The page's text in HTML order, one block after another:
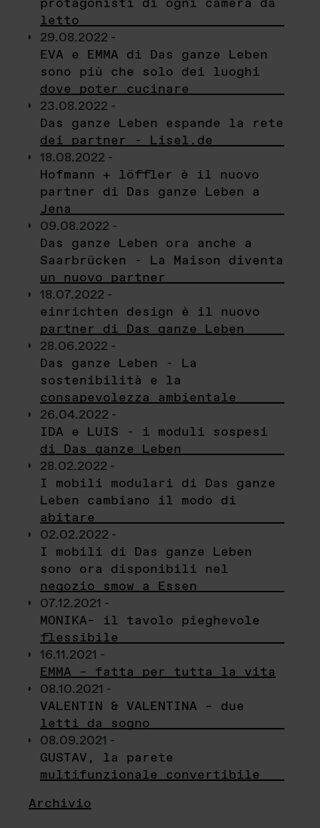
letto
29.08.2022 -
EVA e EMMA di Das ganze Leben
sono più che solo dei luoghi
dove poter cucinare
23.08.2022 -
Das ganze Leben espande la rete
dei partner - Lisel.de
18.08.2022 -
Hofmann + löffler è il nuovo
partner di Das ganze Leben a
Jena
09.08.2022 -
Das ganze Leben ora anche a
Saarbrücken - La Maison diventa
un nuovo partner
18.07.2022 -
einrichten design è il nuovo
partner di Das ganze Leben
28.06.2022 -
Das ganze Leben - La
sostenibilità e la
consapevolezza ambientale
26.04.2022 -
IDA e LUIS - i moduli sospesi
di Das ganze Leben
28.02.2022 -
I mobili modulari di Das ganze
Leben cambiano il modo di
abitare
02.02.2022 -
I mobili di Das ganze Leben
sono ora disponibili nel
negozio smow a Essen
07.12.2021 -
MONIKA– il tavolo pieghevole
flessibile
16.11.2021 -
EMMA – fatta per tutta la vita
08.10.2021 -
VALENTIN & VALENTINA – due
letti da sogno
08.09.2021 -
GUSTAV, la parete
multifunzionale convertibile
Archivio